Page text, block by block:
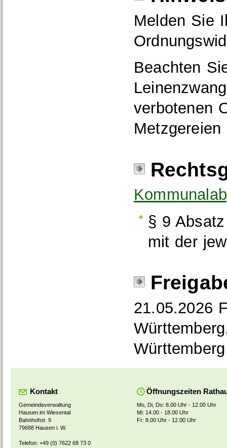
Melden Sie
Beachten
verbotenen
§ 9
mit der
21.05.2026
Württemberg
Kontakt
Gemeindeverwaltung
Hausen im Wiesental
Bahnhofstr. 9
79688 Hausen i. W.
Telefon: +49 (0) 7622 68 73 0
Öffnungszeiten
Mo, Di, Do: 8.00 Uhr - 12.00 Uhr
Mi: 14.00 - 18.00 Uhr
Fr: 8.00 Uhr - 12.00 Uhr